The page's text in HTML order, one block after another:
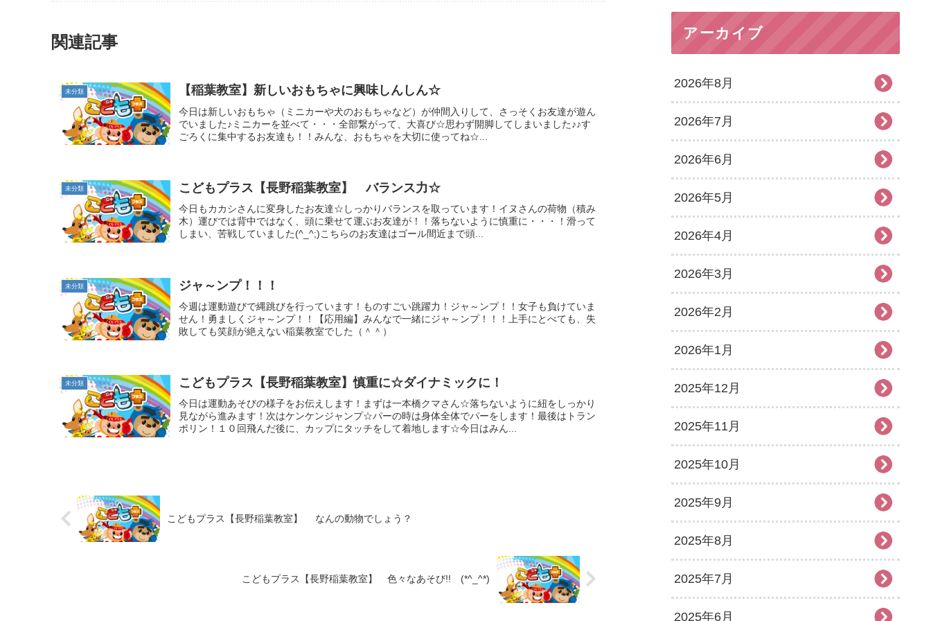
関連記事
未分類 【稲葉教室】新しいおもちゃに興味しんしん☆
今日は新しいおもちゃ（ミニカーや犬のおもちゃなど）が仲間入りして、さっそくお友達が遊ん
でいました♪ミニカーを並べて・・・全部繋がって、大喜び☆​思わず開脚してしまいました♪♪​す
ごろくに集中するお友達も！！みんな、おもちゃを大切に使ってね☆...
未分類 こどもプラス【長野稲葉教室】 バランス力☆
今日もカカシさんに変身したお友達☆しっかりバランスを取っています！イヌさんの荷物（積み
木）運びでは背中ではなく、頭に乗せて運ぶお友達が！！落ちないように慎重に・・・！滑って
しまい、苦戦していました(^_^;)こちらのお友達はゴール間近まで頭...
未分類 ジャ～ンプ！！！
今週は運動遊びで縄跳びを行っています！ものすごい跳躍力！ジャ～ンプ！！女子も負けていま
せん！勇ましくジャ～ンプ！！【応用編】みんなで一緒にジャ～ンプ！！！上手にとべても、失
敗しても笑顔が絶えない稲葉教室でした（＾＾）
未分類 こどもプラス【長野稲葉教室】慎重に☆ダイナミックに！
今日は運動あそびの様子をお伝えします！まずは一本橋クマさん☆落ちないように紐をしっかり
見ながら進みます！次はケンケンジャンプ☆パーの時は身体全体でパーをします！最後はトラン
ポリン！１０回飛んだ後に、カップにタッチをして着地します☆今日はみん...
こどもプラス【長野稲葉教室】 なんの動物でしょう？
こどもプラス【長野稲葉教室】 色々なあそび!! (*^_^*)
アーカイブ
2026年8月
2026年7月
2026年6月
2026年5月
2026年4月
2026年3月
2026年2月
2026年1月
2025年12月
2025年11月
2025年10月
2025年9月
2025年8月
2025年7月
2025年6月